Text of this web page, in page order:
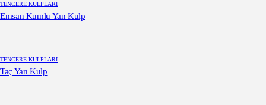
TENCERE KULPLARI
Emsan Kumlu Yan Kulp
TENCERE KULPLARI
Taç Yan Kulp